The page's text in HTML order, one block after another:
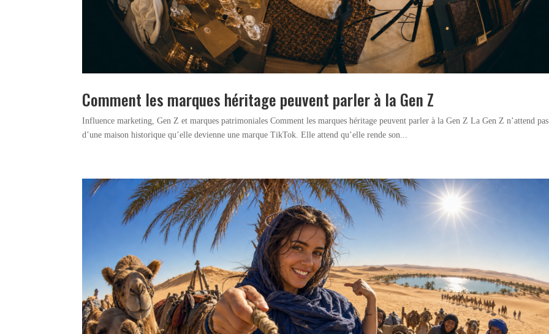
Comment les marques héritage peuvent parler à la Gen Z
Influence marketing, Gen Z et marques patrimoniales Comment les marques héritage peuvent parler à la Gen Z La Gen Z n’attend pas
d’une maison historique qu’elle devienne une marque TikTok. Elle attend qu’elle rende son...